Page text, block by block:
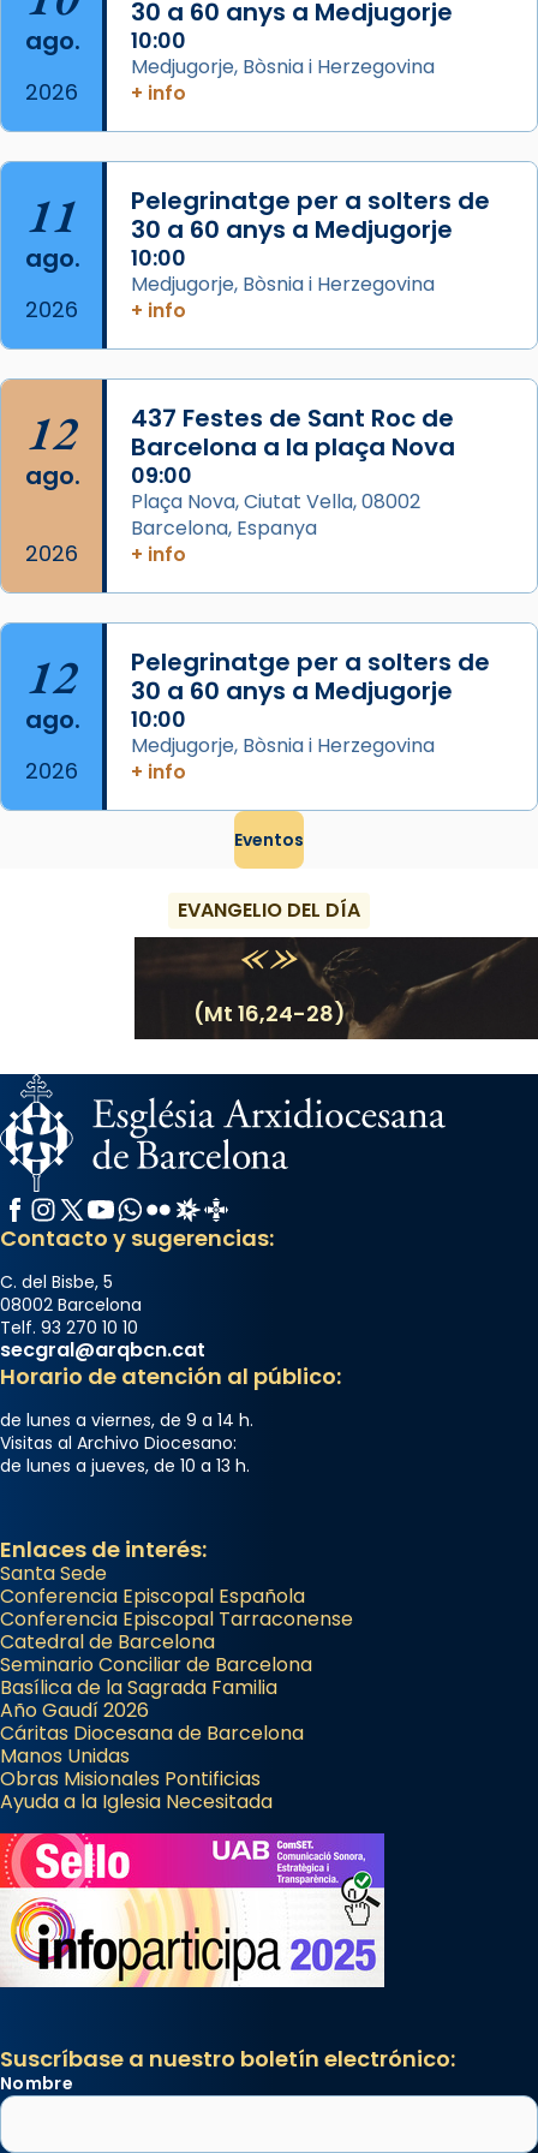
Arquebisbat de Barcelona
2 weeks ago
Memòria de les santes Juliana i
Acompanyant la història de sant Cugat, a
partir de l’Edat Mitjana sorgeix la tradició
que les santes Juliana (“relatiu a Júlia”) i
Semproniana (“relatiu a Semprònia =
eterna”) són deixebles seves. I l’any 1667, el
frare Joan Gaspar Roig, afirma en una obra
que les santes són filles de l’antiga Iluro.
Mataró en reivindicarà les relíq
Foto
View on Facebook · Share
ago.
2026
30 a 60 anys a Medjugorje
10:00
Medjugorje, Bòsnia i Herzegovina
+ info
11
ago.
2026
Pelegrinatge per a solters de
30 a 60 anys a Medjugorje
10:00
Medjugorje, Bòsnia i Herzegovina
+ info
12
ago.
2026
437 Festes de Sant Roc de
Barcelona a la plaça Nova
09:00
Plaça Nova, Ciutat Vella, 08002
Barcelona, Espanya
+ info
12
ago.
2026
Pelegrinatge per a solters de
30 a 60 anys a Medjugorje
10:00
Medjugorje, Bòsnia i Herzegovina
+ info
Eventos
EVANGELIO DEL DÍA
(Mt 16,24-28)
Facebook
Instagram
X / Twitter
YouTube
WhatsApp
FlickrRadio Estel
Catalunya Cristiana
Contacto y sugerencias:
C. del Bisbe, 5
08002 Barcelona
Telf. 93 270 10 10
secgral@arqbcn.cat
Horario de atención al público:
de lunes a viernes, de 9 a 14 h.
Visitas al Archivo Diocesano:
de lunes a jueves, de 10 a 13 h.
Enlaces de interés:
Santa Sede
Conferencia Episcopal Española
Conferencia Episcopal Tarraconense
Catedral de Barcelona
Seminario Conciliar de Barcelona
Basílica de la Sagrada Familia
Año Gaudí 2026
Cáritas Diocesana de Barcelona
Manos Unidas
Obras Misionales Pontificias
Ayuda a la Iglesia Necesitada
Suscríbase a nuestro boletín electrónico:
Nombre